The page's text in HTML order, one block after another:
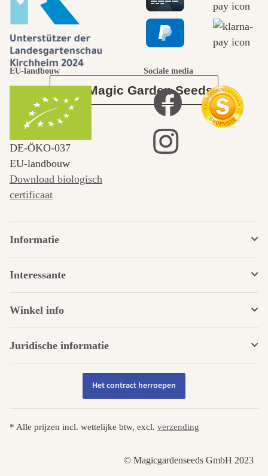
leidt door de
tuin.
Over Magic Garden Seeds
EU-landbouw
DE‑ÖKO‑037
EU-landbouw
Download biologisch
certificaat
Sociale media
Informatie
Interessante
Winkel info
Juridische informatie
Het contract herroepen
* Alle prijzen incl. wettelijke btw, excl. verzending
© Magicgardenseeds GmbH 2023